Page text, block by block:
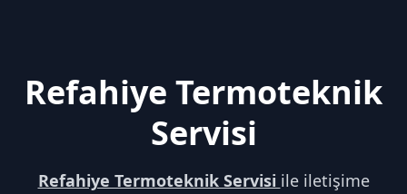
Refahiye Termoteknik
Servisi
Refahiye Termoteknik Servisi ile iletişime